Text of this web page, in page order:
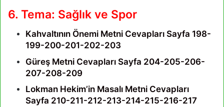
6. Tema: Sağlık ve Spor
Kahvaltının Önemi Metni Cevapları Sayfa 198-
199-200-201-202-203
Güreş Metni Cevapları Sayfa 204-205-206-
207-208-209
Lokman Hekim’in Masalı Metni Cevapları
Sayfa 210-211-212-213-214-215-216-217